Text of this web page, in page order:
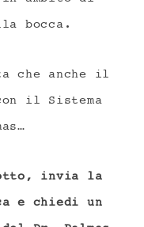
bocca.
che anche il
il Sistema
invia la
e chiedi un